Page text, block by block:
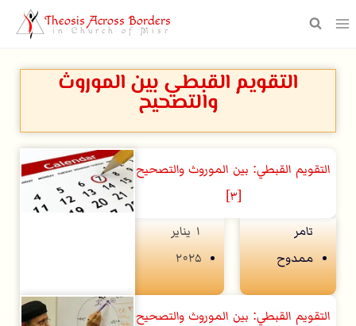
Theosis Across Borders
in Church of Misr
التقويم القبطي بين الموروث
والتصحيح
التقويم القبطي: بين الموروث والتصحيح
[٣]
تامر
ممدوح
۱ يناير
۲۰۲۵
التقويم القبطي: بين الموروث والتصحيح